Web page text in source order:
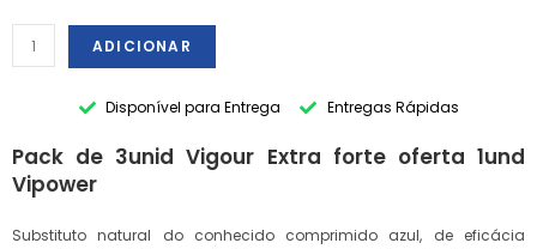
ADICIONAR
Disponível para Entrega Entregas Rápidas
Pack de 3unid Vigour Extra forte oferta 1und
Vipower
Substituto natural do conhecido comprimido azul, de eficácia